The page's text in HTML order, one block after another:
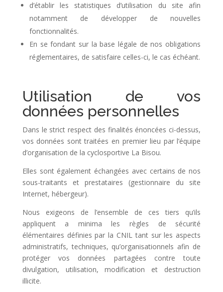
d’établir les statistiques d’utilisation du site afin
notamment de développer de nouvelles
fonctionnalités.
En se fondant sur la base légale de nos obligations
réglementaires, de satisfaire celles-ci, le cas échéant.
Utilisation de vos
données personnelles
Dans le strict respect des finalités énoncées ci-dessus,
vos données sont traitées en premier lieu par l’équipe
d’organisation de la cyclosportive La Bisou.
Elles sont également échangées avec certains de nos
sous-traitants et prestataires (gestionnaire du site
Internet, hébergeur).
Nous exigeons de l’ensemble de ces tiers qu’ils
appliquent a minima les règles de sécurité
élémentaires définies par la CNIL tant sur les aspects
administratifs, techniques, qu’organisationnels afin de
protéger vos données partagées contre toute
divulgation, utilisation, modification et destruction
illicite.